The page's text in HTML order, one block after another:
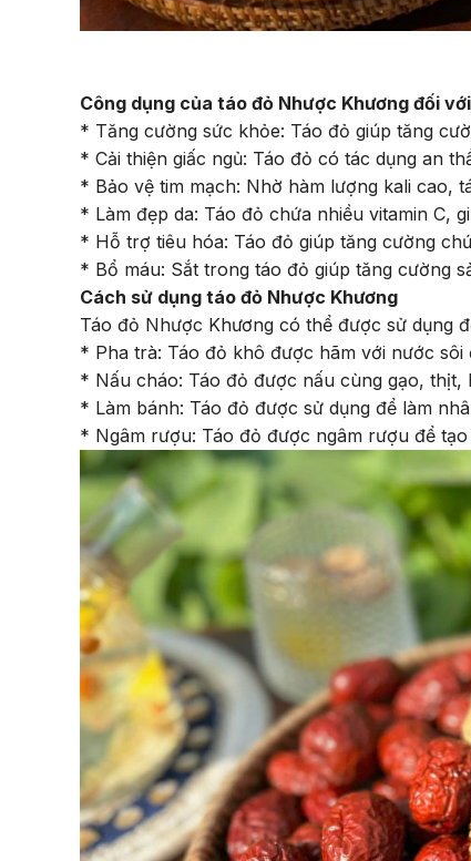
Công dụng của táo đỏ Nhược Khương đối
* Tăng cường sức khỏe: Táo đỏ giúp tăng
* Cải thiện giấc ngủ: Táo đỏ có tác dụng an
* Bảo vệ tim mạch: Nhờ hàm lượng kali cao,
* Làm đẹp da: Táo đỏ chứa nhiều vitamin C,
* Hỗ trợ tiêu hóa: Táo đỏ giúp tăng cường
* Bổ máu: Sắt trong táo đỏ giúp tăng cường
Cách sử dụng táo đỏ Nhược Khương
Táo đỏ Nhược Khương có thể được sử dụng
* Pha trà: Táo đỏ khô được hãm với nước
* Nấu cháo: Táo đỏ được nấu cùng gạo,
* Làm bánh: Táo đỏ được sử dụng để làm
* Ngâm rượu: Táo đỏ được ngâm rượu để